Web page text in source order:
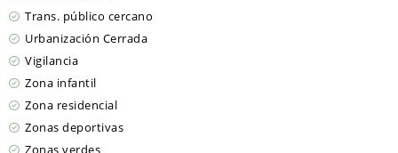
Trans. público cercano
Urbanización Cerrada
Vigilancia
Zona infantil
Zona residencial
Zonas deportivas
Zonas verdes